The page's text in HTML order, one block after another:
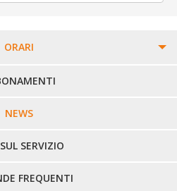
ORARI
URBANI IN BIELLA
VERCELLI
NEWS
SERVIZIO
FREQUENTI